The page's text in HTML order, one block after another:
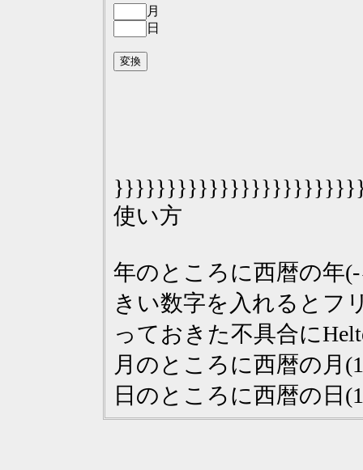
月
日
使い方
年のところに西暦の年
きい数字を入れるとフ
っておきた不具合に
月のところに西暦の月
日のところに西暦の日